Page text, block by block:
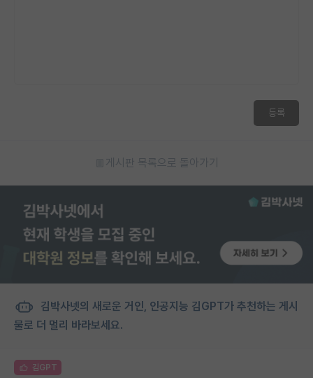
등록
게시판 목록으로 돌아가기
김박사넷의 새로운 거인, 인공지능 김GPT가 추천하는 게시
물로 더 멀리 바라보세요.
김GPT